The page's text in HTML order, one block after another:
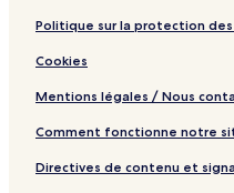
P
s
y
f
o
r
Politique sur la protection
Cookies
Mentions légales / Nous
Comment fonctionne notre
Directives de contenu et